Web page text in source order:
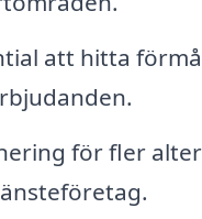
att hitta
för fler